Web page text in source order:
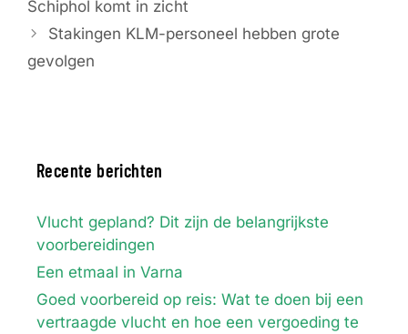
Schiphol komt in zicht
Stakingen KLM-personeel hebben grote
gevolgen
Recente berichten
Vlucht gepland? Dit zijn de belangrijkste
voorbereidingen
Een etmaal in Varna
Goed voorbereid op reis: Wat te doen bij een
vertraagde vlucht en hoe een vergoeding te